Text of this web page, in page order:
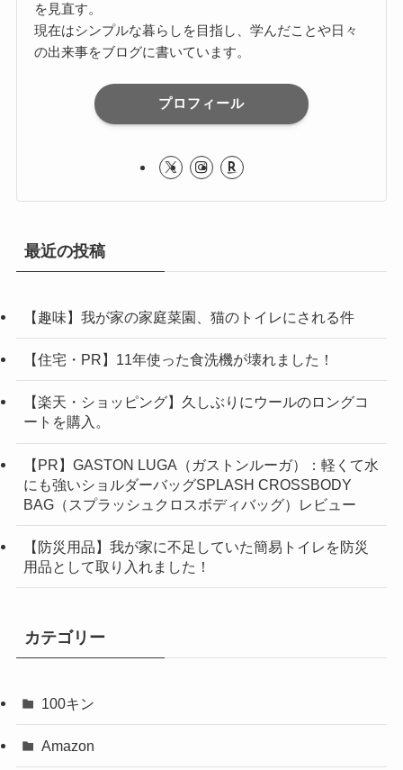
を見直す。
現在はシンプルな暮らしを目指し、学んだことや日々
の出来事をブログに書いています。
プロフィール
最近の投稿
【趣味】我が家の家庭菜園、猫のトイレにされる件
【住宅・PR】11年使った食洗機が壊れました！
【楽天・ショッピング】久しぶりにウールのロングコ
ートを購入。
【PR】GASTON LUGA（ガストンルーガ）：軽くて水
にも強いショルダーバッグSPLASH CROSSBODY
BAG（スプラッシュクロスボディバッグ）レビュー
【防災用品】我が家に不足していた簡易トイレを防災
用品として取り入れました！
カテゴリー
100キン
Amazon